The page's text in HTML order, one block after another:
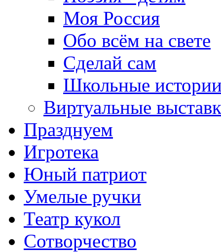
Моя Россия
Обо всём на свете
Сделай сам
Школьные
Виртуальные
Празднуем
Игротека
Юный патриот
Умелые ручки
Театр кукол
Сотворчество